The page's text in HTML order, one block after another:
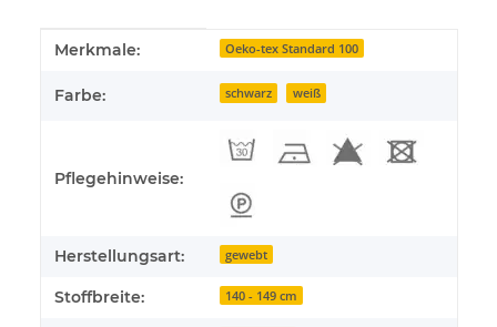
Produkteigenschaft
Wert
Merkmale: Oeko-tex Standard 100
Farbe: schwarz weiß
Pflegehinweise:
Herstellungsart: gewebt
Stoffbreite: 140 - 149 cm